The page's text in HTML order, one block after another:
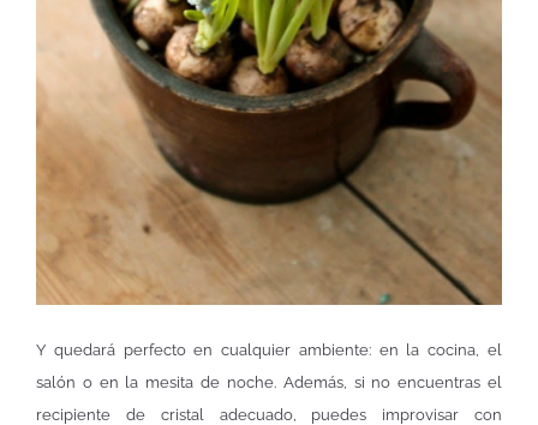
Y quedará perfecto en cualquier ambiente: en la cocina, el
salón o en la mesita de noche. Además, si no encuentras el
recipiente de cristal adecuado, puedes improvisar con